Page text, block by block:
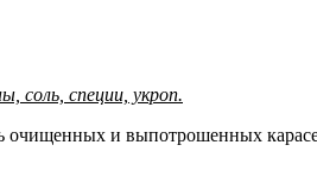
соль, специи, укроп.
и выпотрошенных